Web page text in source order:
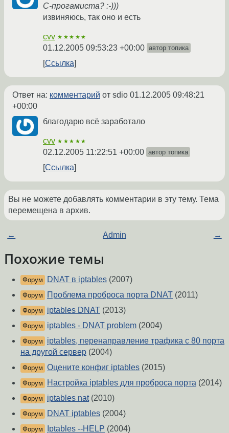
С-прогамиста? :-)))
извиняюсь, так оно и есть
cvv ★★★★★
01.12.2005 09:53:23 +00:00 автор топика
Ссылка
Ответ на: комментарий от sdio 01.12.2005 09:48:21
+00:00
благодарю всё заработало
cvv ★★★★★
02.12.2005 11:22:51 +00:00 автор топика
Ссылка
Вы не можете добавлять комментарии в эту тему. Тема
перемещена в архив.
← Admin →
Похожие темы
Форум DNAT в iptables (2007)
Форум Проблема проброса порта DNAT (2011)
Форум iptables DNAT (2013)
Форум iptables - DNAT problem (2004)
Форум
iptables, перенаправление трафика с 80 порта
на другой сервер (2004)
Форум Оцените конфиг iptables (2015)
Форум Настройка iptables для проброса порта (2014)
Форум iptables nat(2010)
Форум DNAT iptables (2004)
Форум Iptables --HELP (2004)